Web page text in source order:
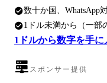
数十か国、WhatsApp
1ドル未満から（一部
1ドルから数字を手に
スポンサー提供